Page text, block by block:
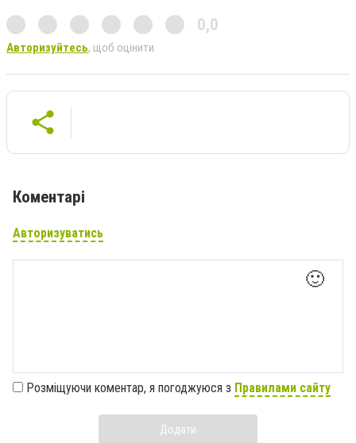
0,0
Авторизуйтесь, щоб оцінити
Коментарі
Авторизуватись
🙂
Розміщуючи коментар, я погоджуюся з Правилами сайту
Додати